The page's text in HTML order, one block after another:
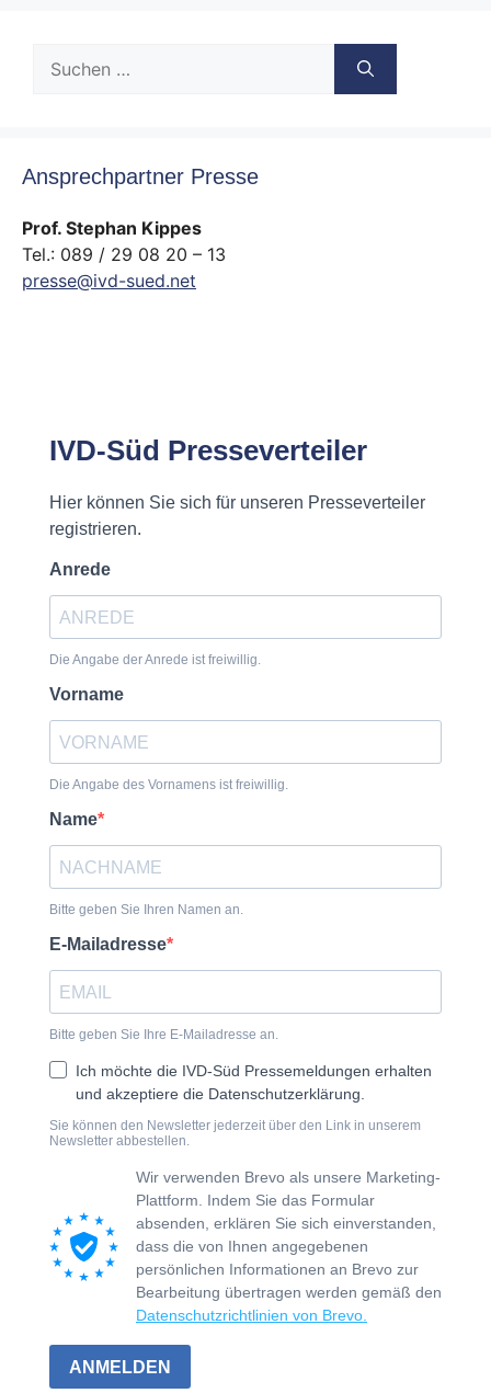
nach:
Ansprechpartner Presse
Prof. Stephan Kippes
Tel.: 089 / 29 08 20 – 13
presse@ivd-sued.net